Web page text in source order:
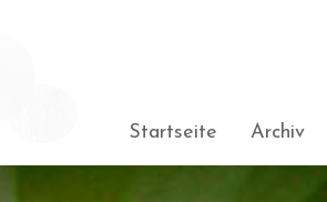
Startseite Archiv